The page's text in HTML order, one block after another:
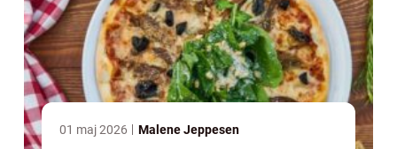
01 maj 2026 Malene Jeppesen